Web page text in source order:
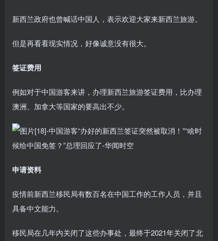
新西兰政府也曾喊话中国人，表示欢迎大家来新西兰旅游。
但是再看看现实情况，好像诚意没有很大。
签证费用
例如对于中国游客来讲，办理新西兰旅游签证费用，比办理
澳洲、加拿大等国家的要高出不少。
申请资料
疫情前新西兰移民局有数百名在中国工作的工作人员，并且
具备中文能力。
移民局在几年内关闭了这些办事处，最终于2021年关闭了北